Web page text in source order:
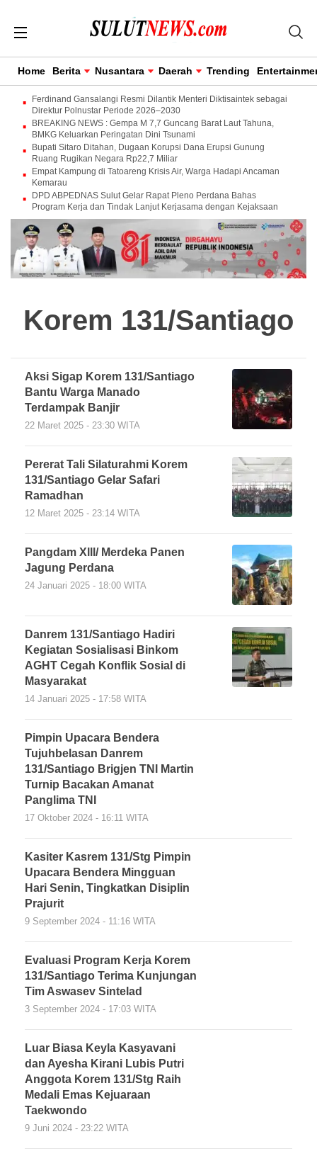
Home Berita Nusantara Daerah Trending
Ferdinand Gansalangi Resmi Dilantik Menteri Diktisaintek sebagai
Direktur Polnustar Periode 2026–2030
BREAKING NEWS : Gempa M 7,7 Guncang Barat Laut Tahuna,
BMKG Keluarkan Peringatan Dini Tsunami
Bupati Sitaro Ditahan, Dugaan Korupsi Dana Erupsi Gunung
Ruang Rugikan Negara Rp22,7 Miliar
Empat Kampung di Tatoareng Krisis Air, Warga Hadapi Ancaman
Kemarau
DPD ABPEDNAS Sulut Gelar Rapat Pleno Perdana Bahas
Program Kerja dan Tindak Lanjut Kerjasama dengan Kejaksaan
Korem 131/Santiago
Aksi Sigap Korem 131/Santiago
Bantu Warga Manado
Terdampak Banjir
22 Maret 2025 - 23:30 WITA
Pererat Tali Silaturahmi Korem
131/Santiago Gelar Safari
Ramadhan
12 Maret 2025 - 23:14 WITA
Pangdam Xlll/ Merdeka Panen
Jagung Perdana
24 Januari 2025 - 18:00 WITA
Danrem 131/Santiago Hadiri
Kegiatan Sosialisasi Binkom
AGHT Cegah Konflik Sosial di
Masyarakat
14 Januari 2025 - 17:58 WITA
Pimpin Upacara Bendera
Tujuhbelasan Danrem
131/Santiago Brigjen TNI Martin
Turnip Bacakan Amanat
Panglima TNI
17 Oktober 2024 - 16:11 WITA
Kasiter Kasrem 131/Stg Pimpin
Upacara Bendera Mingguan
Hari Senin, Tingkatkan Disiplin
Prajurit
9 September 2024 - 11:16 WITA
Evaluasi Program Kerja Korem
131/Santiago Terima Kunjungan
Tim Aswasev Sintelad
3 September 2024 - 17:03 WITA
Luar Biasa Keyla Kasyavani
dan Ayesha Kirani Lubis Putri
Anggota Korem 131/Stg Raih
Medali Emas Kejuaraan
Taekwondo
9 Juni 2024 - 23:22 WITA